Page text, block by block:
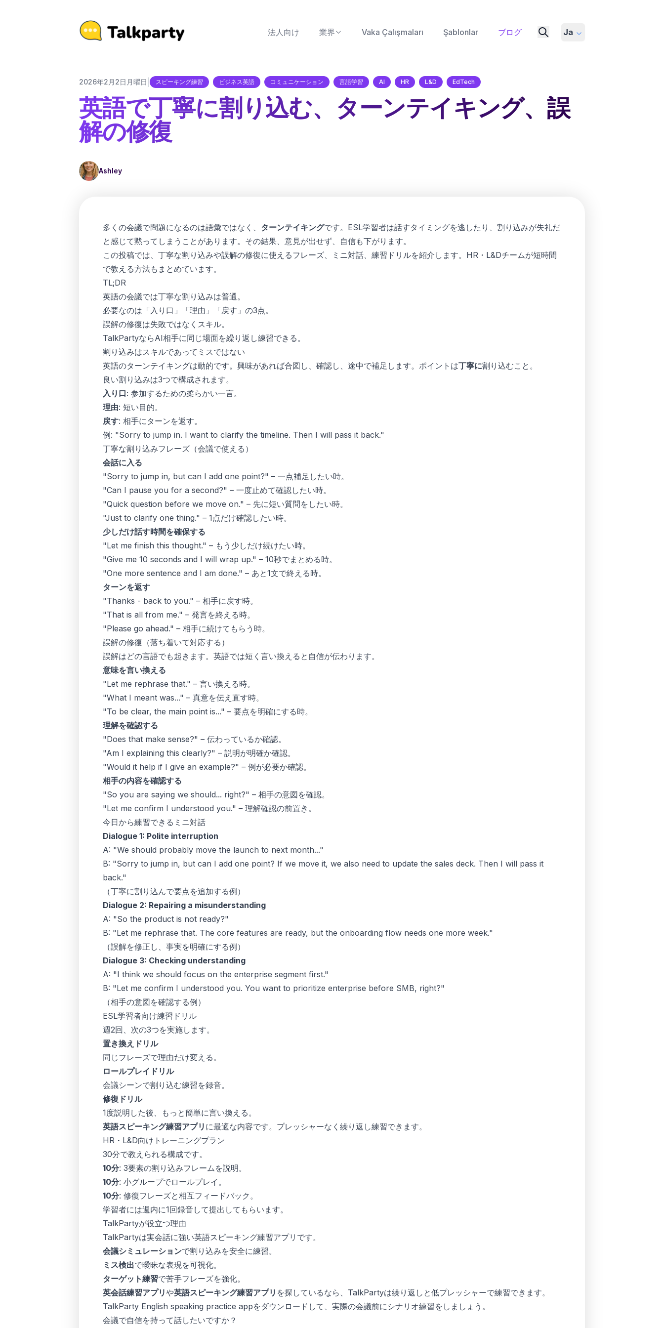
法人向け 業界 Vaka Çalışmaları Şablonlar ブログ Ja
2026年2月2日月曜日 スピーキング練習 ビジネス英語 コミュニケーション 言語学習 AI HR L&D EdTech
英語で丁寧に割り込む、ターンテイキング、誤
解の修復
Ashley
多くの会議で問題になるのは語彙ではなく、 ターンテイキングです。ESL学習者は話すタイミングを逃したり、割り込みが失礼だ
と感じて黙ってしまうことがあります。その結果、意見が出せず、自信も下がります。
この投稿では、丁寧な割り込みや誤解の修復に使えるフレーズ、ミニ対話、練習ドリルを紹介します。HR・L&Dチームが短時間
で教える方法もまとめています。
TL;DR
英語の会議では丁寧な割り込みは普通。
必要なのは「入り口」「理由」「戻す」の3点。
誤解の修復は失敗ではなくスキル。
TalkPartyならAI相手に同じ場面を繰り返し練習できる。
割り込みはスキルであってミスではない
英語のターンテイキングは動的です。興味があれば合図し、確認し、途中で補足します。ポイントは丁寧に割り込むこと。
良い割り込みは3つで構成されます。
入り口: 参加するための柔らかい一言。
理由: 短い目的。
戻す: 相手にターンを返す。
例: "Sorry to jump in. I want to clarify the timeline. Then I will pass it back."
丁寧な割り込みフレーズ（会議で使える）
会話に入る
"Sorry to jump in, but can I add one point?" – 一点補足したい時。
"Can I pause you for a second?" – 一度止めて確認したい時。
"Quick question before we move on." – 先に短い質問をしたい時。
"Just to clarify one thing." – 1点だけ確認したい時。
少しだけ話す時間を確保する
"Let me finish this thought." – もう少しだけ続けたい時。
"Give me 10 seconds and I will wrap up." – 10秒でまとめる時。
"One more sentence and I am done." – あと1文で終える時。
ターンを返す
"Thanks - back to you." – 相手に戻す時。
"That is all from me." – 発言を終える時。
"Please go ahead." – 相手に続けてもらう時。
誤解の修復（落ち着いて対応する）
誤解はどの言語でも起きます。英語では短く言い換えると自信が伝わります。
意味を言い換える
"Let me rephrase that." – 言い換える時。
"What I meant was..." – 真意を伝え直す時。
"To be clear, the main point is..." – 要点を明確にする時。
理解を確認する
"Does that make sense?" – 伝わっているか確認。
"Am I explaining this clearly?" – 説明が明確か確認。
"Would it help if I give an example?" – 例が必要か確認。
相手の内容を確認する
"So you are saying we should... right?" – 相手の意図を確認。
"Let me confirm I understood you." – 理解確認の前置き。
今日から練習できるミニ対話
Dialogue 1: Polite interruption
A: "We should probably move the launch to next month..."
B: "Sorry to jump in, but can I add one point? If we move it, we also need to update the sales deck. Then I will pass it
back."
（丁寧に割り込んで要点を追加する例）
Dialogue 2: Repairing a misunderstanding
A: "So the product is not ready?"
B: "Let me rephrase that. The core features are ready, but the onboarding flow needs one more week."
（誤解を修正し、事実を明確にする例）
Dialogue 3: Checking understanding
A: "I think we should focus on the enterprise segment first."
B: "Let me confirm I understood you. You want to prioritize enterprise before SMB, right?"
（相手の意図を確認する例）
ESL学習者向け練習ドリル
週2回、次の3つを実施します。
置き換えドリル
同じフレーズで理由だけ変える。
ロールプレイドリル
会議シーンで割り込む練習を録音。
修復ドリル
1度説明した後、もっと簡単に言い換える。
英語スピーキング練習アプリ に最適な内容です。プレッシャーなく繰り返し練習できます。
HR・L&D向けトレーニングプラン
30分で教えられる構成です。
10分: 3要素の割り込みフレームを説明。
10分: 小グループでロールプレイ。
10分: 修復フレーズと相互フィードバック。
学習者には週内に1回録音して提出してもらいます。
TalkPartyが役立つ理由
TalkPartyは実会話に強い英語スピーキング練習アプリです。
会議シミュレーションで割り込みを安全に練習。
ミス検出で曖昧な表現を可視化。
ターゲット練習で苦手フレーズを強化。
英会話練習アプリや英語スピーキング練習アプリ を探しているなら、TalkPartyは繰り返しと低プレッシャーで練習できます。
TalkParty English speaking practice appをダウンロードして、実際の会議前にシナリオ練習をしましょう。
会議で自信を持って話したいですか？